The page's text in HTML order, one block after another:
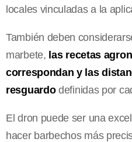
locales vinculadas a la
También deben
marbete, las recetas
correspondan y las
resguardodefinidas por
El dron puede ser una
hacer barbechos más